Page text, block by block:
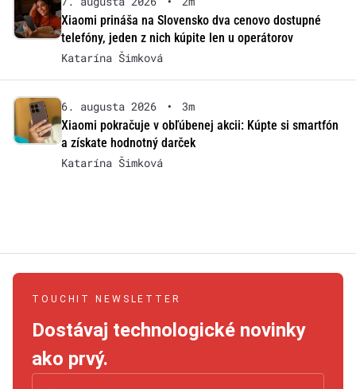
Xiaomi prináša na Slovensko dva cenovo dostupné
telefóny, jeden z nich kúpite len u operátorov
Katarína Šimková
6. augusta 2026 •
3m
Xiaomi pokračuje v obľúbenej akcii: Kúpte si smartfón
a získate hodnotný darček
Katarína Šimková
TOUCHIT NEWSLETTER
Dostávaj technologické novinky
ako prvý.